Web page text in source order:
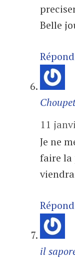
Belle
11
Je ne
faire la
il